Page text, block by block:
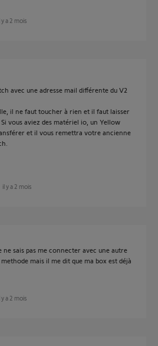
y a 2 mois
avec une adresse mail différente du V2
il ne faut toucher à rien et il faut laisser
vous aviez des matériel io, un Yellow
et il vous remettra votre ancienne
il y a 2 mois
sais pas me connecter avec une autre
mais il me dit que ma box est déjà
y a 2 mois